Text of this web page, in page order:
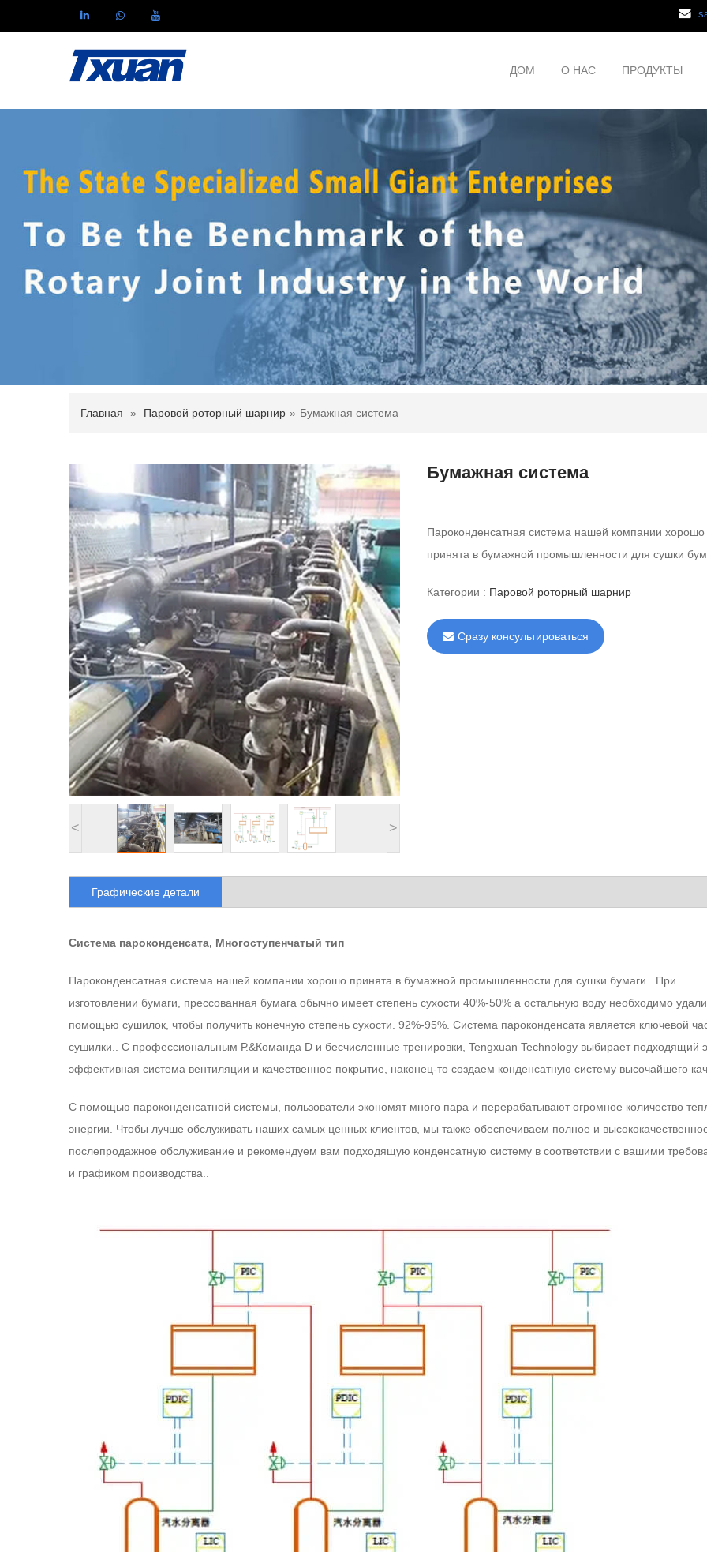
ДОМ О НАС ПРОДУКТЫ
Главная » Паровой роторный шарнир » Бумажная система
< >
Бумажная система
Пароконденсатная система нашей компании хорошо
принята в бумажной промышленности для сушки
Категории : Паровой роторный шарнир
Сразу консультироваться
Графические детали
Система пароконденсата, Многоступенчатый тип
Пароконденсатная система нашей компании хорошо принята в бумажной промышленности для сушки бумаги.. При
изготовлении бумаги, прессованная бумага обычно имеет степень сухости 40%-50% а остальную воду необходимо
помощью сушилок, чтобы получить конечную степень сухости. 92%-95%. Система пароконденсата является ключевой
сушилки.. С профессиональным Р.&Команда D и бесчисленные тренировки, Tengxuan Technology выбирает подходящий
эффективная система вентиляции и качественное покрытие, наконец-то создаем конденсатную систему высочайшего
С помощью пароконденсатной системы, пользователи экономят много пара и перерабатывают огромное количество
энергии. Чтобы лучше обслуживать наших самых ценных клиентов, мы также обеспечиваем полное и
послепродажное обслуживание и рекомендуем вам подходящую конденсатную систему в соответствии с вашими
и графиком производства..